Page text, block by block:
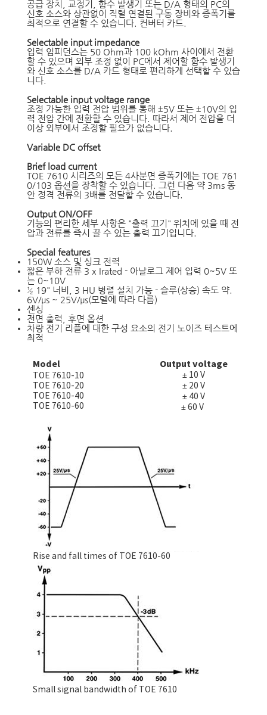
공급 장치, 교정기, 함수 발생기 또는 D/A 형태의 PC의
신호 소스와 상관없이 직렬 연결된 구동 장비와 증폭기를
최적으로 연결할 수 있습니다. 컨버터 카드.
Selectable input impedance
입력 임피던스는 50 Ohm과 100 kOhm 사이에서 전환
할 수 있으며 외부 조정 없이 PC에서 제어할 함수 발생기
와 신호 소스를 D/A 카드 형태로 편리하게 선택할 수 있습
니다.
Selectable input voltage range
조정 가능한 입력 전압 범위를 통해 ±5V 또는 ±10V의 입
력 전압 간에 전환할 수 있습니다. 따라서 제어 전압을 더
이상 외부에서 조정할 필요가 없습니다.
Variable DC offset
Brief load current
TOE 7610 시리즈의 모든 4사분면 증폭기에는 TOE 761
0/103 옵션을 장착할 수 있습니다. 그런 다음 약 3ms 동
안 정격 전류의 3배를 전달할 수 있습니다.
Output ON/OFF
기능의 편리한 세부 사항은 "출력 끄기" 위치에 있을 때 전
압과 전류를 즉시 끌 수 있는 출력 끄기입니다.
Special features
150W 소스 및 싱크 전력
짧은 부하 전류 3 x Irated - 아날로그 제어 입력 0~5V 또
는 0~10V
½ 19" 너비, 3 HU 병렬 설치 가능 - 슬루(상승) 속도 약.
6V/μs ~ 25V/μs(모델에 따라 다름)
센싱
전면 출력, 후면 옵션
차량 전기 리플에 대한 구성 요소의 전기 노이즈 테스트에
최적
Model Output voltage
TOE 7610-10
TOE 7610-20
TOE 7610-40
TOE 7610-60
± 10 V
± 20 V
± 40 V
± 60 V
Rise and fall times of TOE 7610-60
Small signal bandwidth of TOE 7610